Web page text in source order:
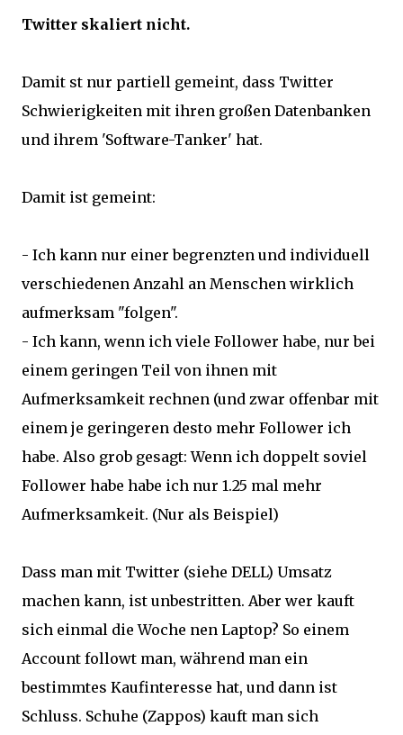
Twitter skaliert nicht.
Damit st nur partiell gemeint, dass Twitter
Schwierigkeiten mit ihren großen Datenbanken
und ihrem 'Software-Tanker' hat.
Damit ist gemeint:
- Ich kann nur einer begrenzten und individuell
verschiedenen Anzahl an Menschen wirklich
aufmerksam "folgen".
- Ich kann, wenn ich viele Follower habe, nur bei
einem geringen Teil von ihnen mit
Aufmerksamkeit rechnen (und zwar offenbar mit
einem je geringeren desto mehr Follower ich
habe. Also grob gesagt: Wenn ich doppelt soviel
Follower habe habe ich nur 1.25 mal mehr
Aufmerksamkeit. (Nur als Beispiel)
Dass man mit Twitter (siehe DELL) Umsatz
machen kann, ist unbestritten. Aber wer kauft
sich einmal die Woche nen Laptop? So einem
Account followt man, während man ein
bestimmtes Kaufinteresse hat, und dann ist
Schluss. Schuhe (Zappos) kauft man sich